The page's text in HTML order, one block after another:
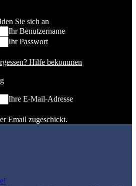
Sie sich an
Ihr Benutzername
Ihr Passwort
Hilfe bekommen
Ihre E-Mail-Adresse
Email zugeschickt.